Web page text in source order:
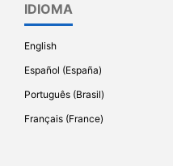
IDIOMA
English
Español (España)
Português (Brasil)
Français (France)